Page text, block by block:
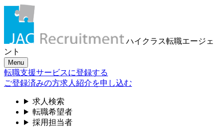
ハイクラス転職エージェ
ント
Menu
転職支援サービスに登録する
ご登録済みの方求人紹介を申し込む
求人検索
転職希望者
採用担当者